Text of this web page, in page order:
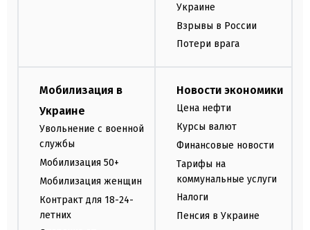
Украине
Взрывы в России
Потери врага
Мобилизация в
Украине
Увольнение с военной
службы
Мобилизация 50+
Мобилизация женщин
Контракт для 18-24-
летних
Новости экономики
Цена нефти
Курсы валют
Финансовые новости
Тарифы на
коммунальные услуги
Налоги
Пенсия в Украине